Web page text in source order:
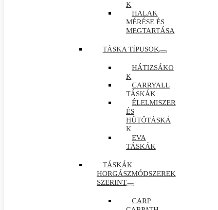
K
HALAK
MÉRÉSE ÉS
MEGTARTÁSA
TÁSKA TÍPUSOK
HÁTIZSÁKO
K
CARRYALL
TÁSKÁK
ÉLELMISZER
ÉS
HŰTŐTÁSKÁ
K
EVA
TÁSKÁK
TÁSKÁK
HORGÁSZMÓDSZEREK
SZERINT
CARP